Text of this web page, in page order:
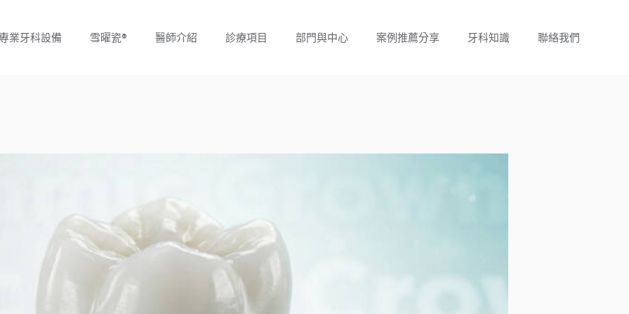
業牙科設備 雪曜瓷® 醫師介紹 診療項目 部門與中心 案例推薦分享 牙科知識 聯絡我們